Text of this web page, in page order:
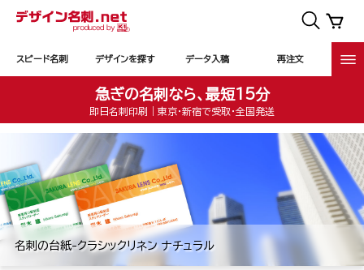
スピード名刺 デザインを探す データ入稿 再注文
急ぎの名刺なら、最短15分
即日名刺印刷｜東京・新宿で受取・全国発送
名刺の台紙-クラシックリネン ナチュラル